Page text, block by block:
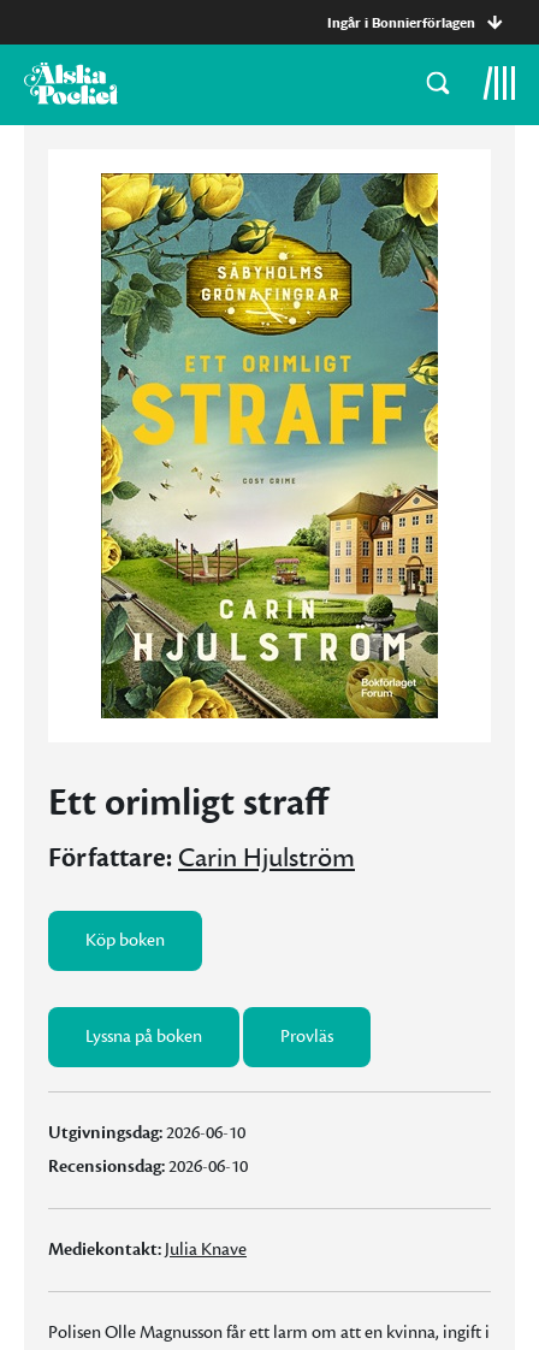
Ingår i Bonnierförlagen
Ett orimligt straff
Författare: Carin Hjulström
Köp boken
Lyssna på boken Provläs
Utgivningsdag:2026-06-10
Recensionsdag:2026-06-10
Mediekontakt:Julia Knave
Polisen Olle Magnusson får ett larm om att en kvinna, ingift i